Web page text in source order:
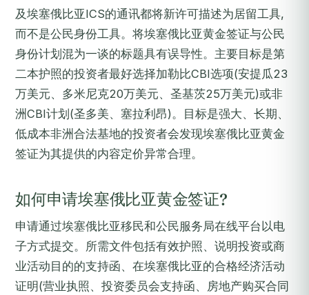
及埃塞俄比亚ICS的通讯都将新许可描述为居留工具,
而不是公民身份工具。将埃塞俄比亚黄金签证与公民
身份计划混为一谈的标题具有误导性。主要目标是第
二本护照的投资者最好选择加勒比CBI选项(安提瓜23
万美元、多米尼克20万美元、圣基茨25万美元)或非
洲CBI计划(圣多美、塞拉利昂)。目标是强大、长期、
低成本非洲合法基地的投资者会发现埃塞俄比亚黄金
签证为其提供的内容定价异常合理。
如何申请埃塞俄比亚黄金签证?
申请通过埃塞俄比亚移民和公民服务局在线平台以电
子方式提交。所需文件包括有效护照、说明投资或商
业活动目的的支持函、在埃塞俄比亚的合格经济活动
证明(营业执照、投资委员会支持函、房地产购买合同